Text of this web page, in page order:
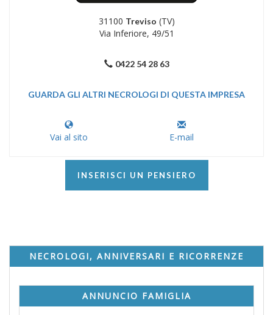
31100 Treviso (TV)
Via Inferiore, 49/51
0422 54 28 63
GUARDA GLI ALTRI NECROLOGI DI QUESTA IMPRESA
Vai al sito E-mail
INSERISCI UN PENSIERO
NECROLOGI, ANNIVERSARI E RICORRENZE
ANNUNCIO FAMIGLIA